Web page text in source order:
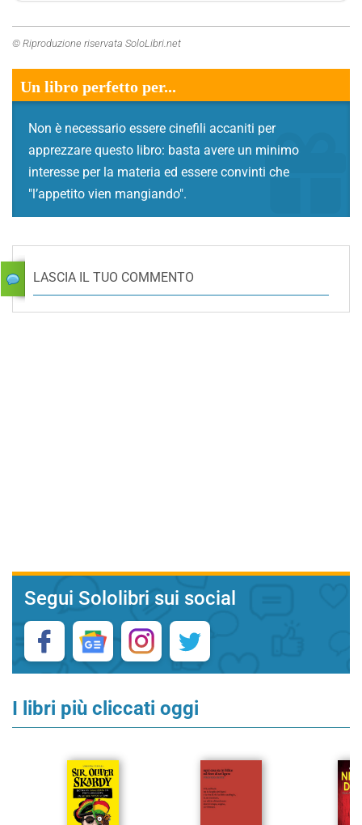
© Riproduzione riservata SoloLibri.net
Un libro perfetto per...
Non è necessario essere cinefili accaniti per
apprezzare questo libro: basta avere un minimo
interesse per la materia ed essere convinti che
"l’appetito vien mangiando".
LASCIA IL TUO COMMENTO
Segui Sololibri sui social
I libri più cliccati oggi